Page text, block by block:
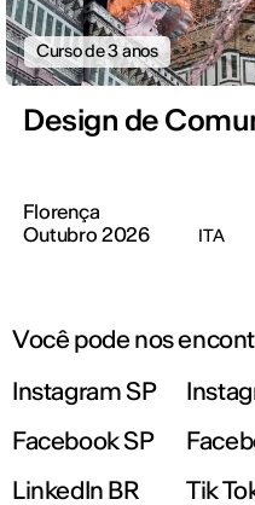
Curso de 3 anos
Design de
Florença
Outubro 2026
ITA
Você pode nos
Instagram SP
Facebook SP
LinkedIn BR
Tik